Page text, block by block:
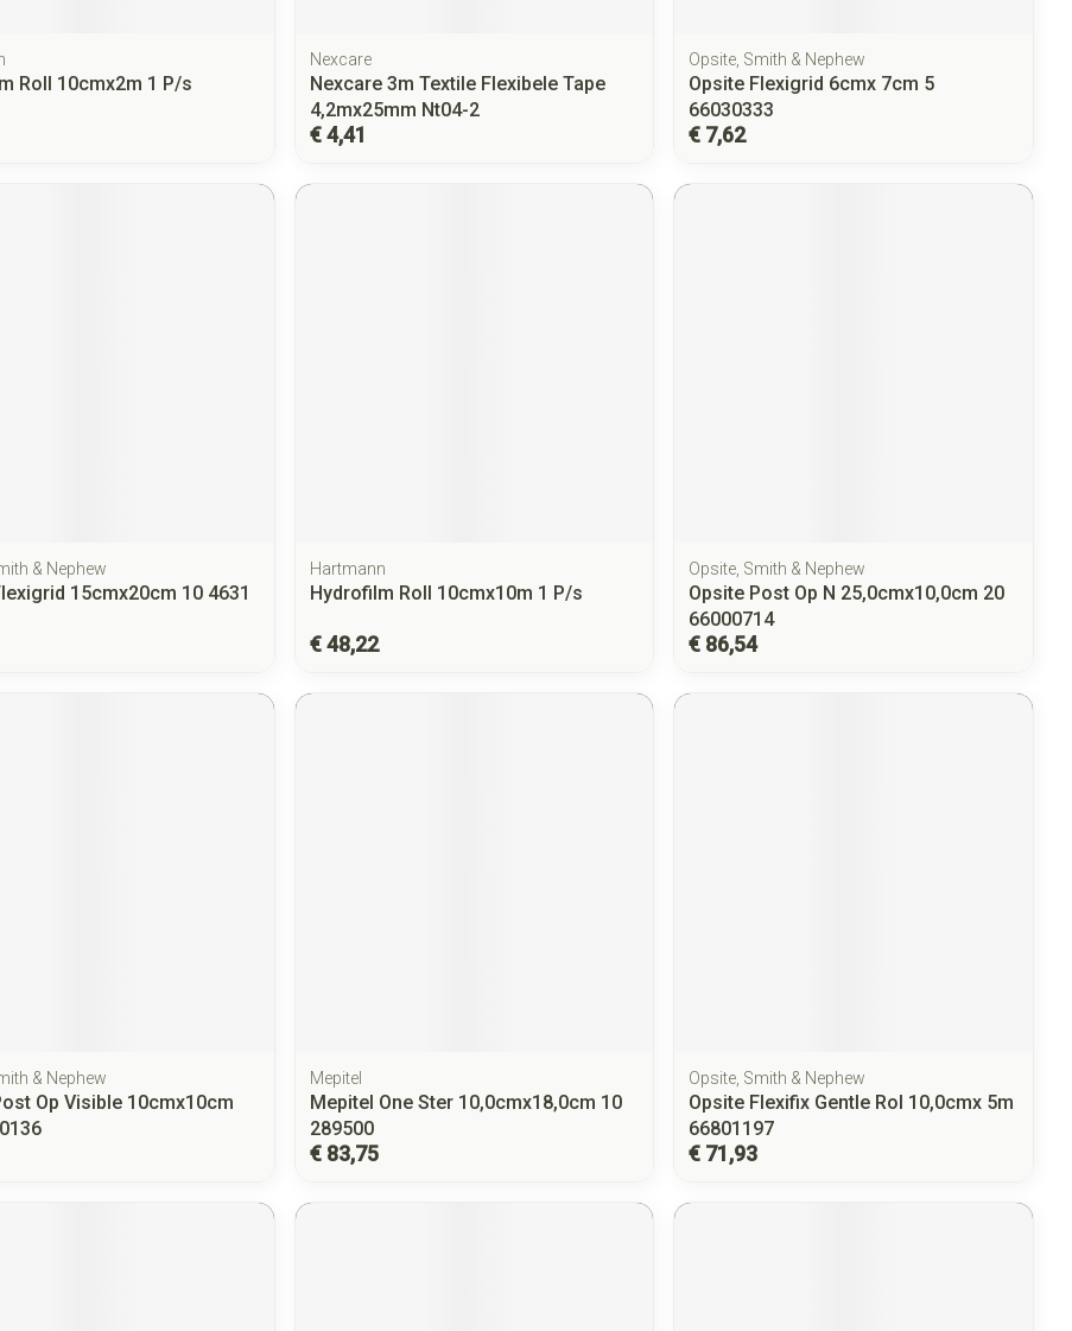
Roll 10cmx2m 1 P/s
Nexcare
Nexcare 3m Textile Flexibele Tape
4,2mx25mm Nt04-2
€ 4,41
Opsite, Smith & Nephew
Opsite Flexigrid 6cmx 7cm 5
66030333
€ 7,62
& Nephew
15cmx20cm 10 4631
Hartmann
Hydrofilm Roll 10cmx10m 1 P/s
€ 48,22
Opsite, Smith & Nephew
Opsite Post Op N 25,0cmx10,0cm 20
66000714
€ 86,54
& Nephew
Op Visible 10cmx10cm
Mepitel
Mepitel One Ster 10,0cmx18,0cm 10
289500
€ 83,75
Opsite, Smith & Nephew
Opsite Flexifix Gentle Rol 10,0cmx 5m
66801197
€ 71,93